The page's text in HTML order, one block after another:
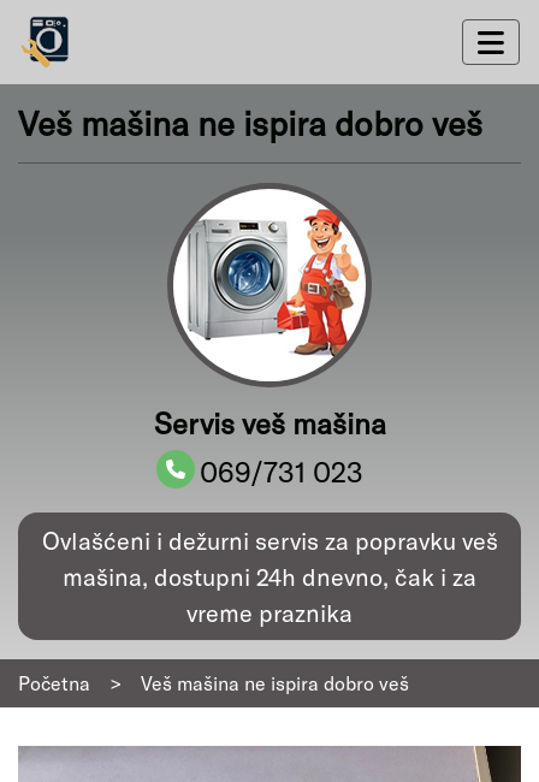
Veš mašina ne ispira dobro veš
Servis veš mašina
069/731 023
Ovlašćeni i dežurni servis za popravku veš
mašina, dostupni 24h dnevno, čak i za
vreme praznika
Početna > Veš mašina ne ispira dobro veš